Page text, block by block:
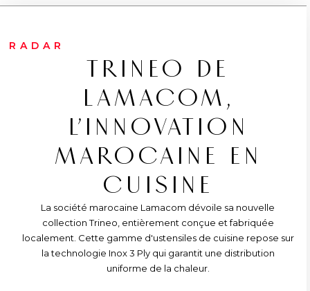
RADAR
TRINEO DE
LAMACOM,
L’INNOVATION
MAROCAINE EN
CUISINE
La société marocaine Lamacom dévoile sa nouvelle
collection Trineo, entièrement conçue et fabriquée
localement. Cette gamme d'ustensiles de cuisine repose sur
la technologie Inox 3 Ply qui garantit une distribution
uniforme de la chaleur.